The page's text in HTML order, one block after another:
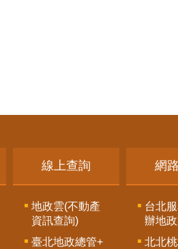
線上查詢
地政雲(不動產
資訊查詢)
臺北地政總管+
網
台北
辦地
北北